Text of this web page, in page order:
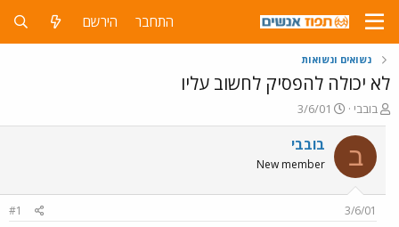
התחבר הירשם
נשואים ונשואות
לא יכולה להפסיק לחשוב עליו
פ
ו
ת
ח
ה
ש
בובבי
פ
ו
3/6/01
ב בובבי
New member
3/6/01
#1